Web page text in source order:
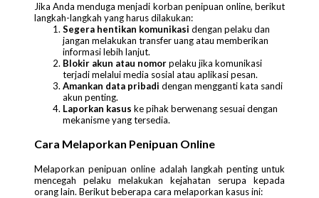
Jika Anda menduga menjadi korban penipuan online, berikut
langkah-langkah yang harus dilakukan:
Segera hentikan komunikasi dengan pelaku dan
jangan melakukan transfer uang atau memberikan
informasi lebih lanjut.
Blokir akun atau nomorpelaku jika komunikasi
terjadi melalui media sosial atau aplikasi pesan.
Amankan data pribadi dengan mengganti kata sandi
akun penting.
Laporkan kasus ke pihak berwenang sesuai dengan
mekanisme yang tersedia.
Cara Melaporkan Penipuan Online
Melaporkan penipuan online adalah langkah penting untuk
mencegah pelaku melakukan kejahatan serupa kepada
orang lain. Berikut beberapa cara melaporkan kasus ini: